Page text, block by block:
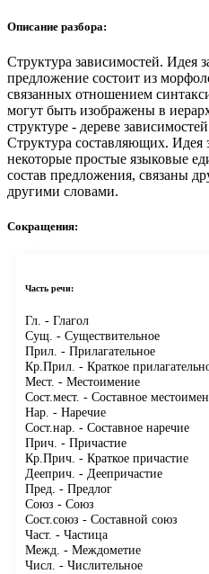
Описание разбора:
Структура зависимостей. Идея
предложение состоит из
связанных отношением
могут быть изображены в
структуре - дереве
Структура составляющих. Идея
некоторые простые языковые
состав предложения, связаны
другими словами.
Сокращения:
Часть речи:
Гл. - Глагол
Сущ. - Существительное
Прил. - Прилагательное
Кр.Прил. - Краткое
Мест. - Местоимение
Сост.мест. - Составное
Нар. - Наречие
Сост.нар. - Составное наречие
Прич. - Причастие
Кр.Прич. - Краткое причастие
Дееприч. - Деепричастие
Пред. - Предлог
Союз - Союз
Сост.союз - Составной союз
Част. - Частица
Межд. - Междометие
Числ. - Числительное